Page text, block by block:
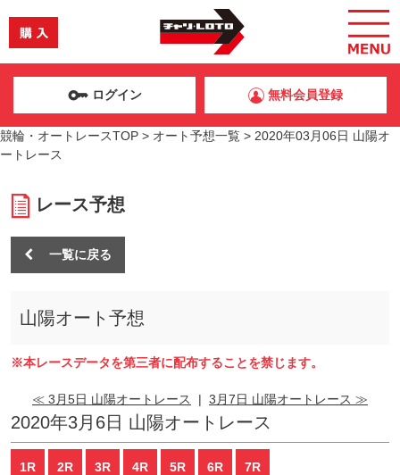
ログイン 無料会員登録
競輪・オートレースTOP > オート予想一覧 > 2020年03月06日 山陽オ
ートレース
レース予想
一覧に戻る
山陽オート予想
※本レースデータを第三者に配布することを禁じます。
≪ 3月5日 山陽オートレース | 3月7日 山陽オートレース ≫
2020年3月6日 山陽オートレース
1R 2R 3R 4R 5R 6R 7R